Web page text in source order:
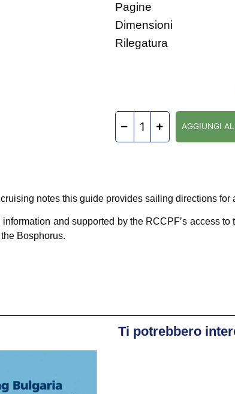
Pagine
Dimensioni
Rilegatura
AGGIUNGI
notes this guide provides sailing directions
and supported by the RCCPF’s access
Bosphorus.
Ti potrebbero